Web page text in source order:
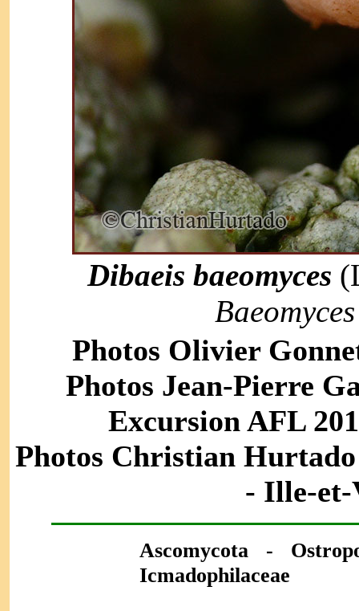
Dibaeis baeomyces
Photos Olivier
Photos Jean-Pierre
Excursion AFL
Photos Christian
- Ille-et-
Ascomycota -
Icmadophilaceae